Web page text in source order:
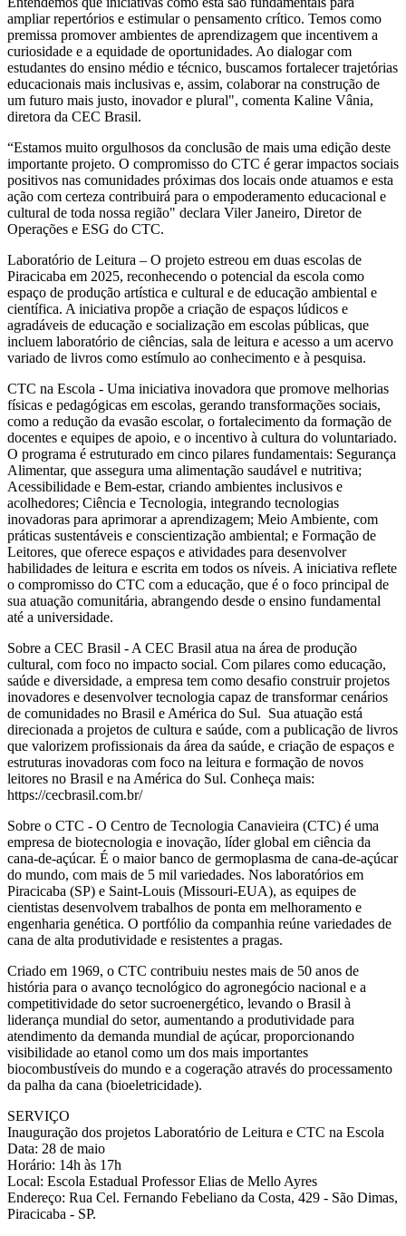
ampliar repertórios e estimular o pensamento crítico. Temos como
premissa promover ambientes de aprendizagem que incentivem a
curiosidade e a equidade de oportunidades. Ao dialogar com
estudantes do ensino médio e técnico, buscamos fortalecer trajetórias
educacionais mais inclusivas e, assim, colaborar na construção de
um futuro mais justo, inovador e plural", comenta Kaline Vânia,
diretora da CEC Brasil.
“Estamos muito orgulhosos da conclusão de mais uma edição deste
importante projeto. O compromisso do CTC é gerar impactos sociais
positivos nas comunidades próximas dos locais onde atuamos e esta
ação com certeza contribuirá para o empoderamento educacional e
cultural de toda nossa região" declara Viler Janeiro, Diretor de
Operações e ESG do CTC.
Laboratório de Leitura – O projeto estreou em duas escolas de
Piracicaba em 2025, reconhecendo o potencial da escola como
espaço de produção artística e cultural e de educação ambiental e
científica. A iniciativa propõe a criação de espaços lúdicos e
agradáveis de educação e socialização em escolas públicas, que
incluem laboratório de ciências, sala de leitura e acesso a um acervo
variado de livros como estímulo ao conhecimento e à pesquisa.
CTC na Escola - Uma iniciativa inovadora que promove melhorias
físicas e pedagógicas em escolas, gerando transformações sociais,
como a redução da evasão escolar, o fortalecimento da formação de
docentes e equipes de apoio, e o incentivo à cultura do voluntariado.
O programa é estruturado em cinco pilares fundamentais: Segurança
Alimentar, que assegura uma alimentação saudável e nutritiva;
Acessibilidade e Bem-estar, criando ambientes inclusivos e
acolhedores; Ciência e Tecnologia, integrando tecnologias
inovadoras para aprimorar a aprendizagem; Meio Ambiente, com
práticas sustentáveis e conscientização ambiental; e Formação de
Leitores, que oferece espaços e atividades para desenvolver
habilidades de leitura e escrita em todos os níveis. A iniciativa reflete
o compromisso do CTC com a educação, que é o foco principal de
sua atuação comunitária, abrangendo desde o ensino fundamental
até a universidade.
Sobre a CEC Brasil - A CEC Brasil atua na área de produção
cultural, com foco no impacto social. Com pilares como educação,
saúde e diversidade, a empresa tem como desafio construir projetos
inovadores e desenvolver tecnologia capaz de transformar cenários
de comunidades no Brasil e América do Sul. Sua atuação está
direcionada a projetos de cultura e saúde, com a publicação de livros
que valorizem profissionais da área da saúde, e criação de espaços e
estruturas inovadoras com foco na leitura e formação de novos
leitores no Brasil e na América do Sul. Conheça mais:
https://cecbrasil.com.br/
Sobre o CTC - O Centro de Tecnologia Canavieira (CTC) é uma
empresa de biotecnologia e inovação, líder global em ciência da
cana-de-açúcar. É o maior banco de germoplasma de cana-de-açúcar
do mundo, com mais de 5 mil variedades. Nos laboratórios em
Piracicaba (SP) e Saint-Louis (Missouri-EUA), as equipes de
cientistas desenvolvem trabalhos de ponta em melhoramento e
engenharia genética. O portfólio da companhia reúne variedades de
cana de alta produtividade e resistentes a pragas.
Criado em 1969, o CTC contribuiu nestes mais de 50 anos de
história para o avanço tecnológico do agronegócio nacional e a
competitividade do setor sucroenergético, levando o Brasil à
liderança mundial do setor, aumentando a produtividade para
atendimento da demanda mundial de açúcar, proporcionando
visibilidade ao etanol como um dos mais importantes
biocombustíveis do mundo e a cogeração através do processamento
da palha da cana (bioeletricidade).
SERVIÇO
Inauguração dos projetos Laboratório de Leitura e CTC na Escola
Data: 28 de maio
Horário: 14h às 17h
Local: Escola Estadual Professor Elias de Mello Ayres
Endereço: Rua Cel. Fernando Febeliano da Costa, 429 - São Dimas,
Piracicaba - SP.